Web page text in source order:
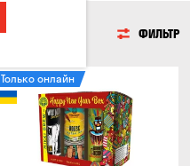
ФИЛЬТР
Только онлайн